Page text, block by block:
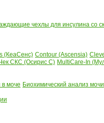
чехлы для инсулина со
(КеаСенс) Contour (Ascensia)
СКС (Осирис С) MultiCare-In
в моче Биохимический анализ мочи